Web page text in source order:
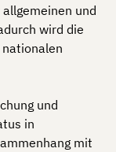
und
wird die
und
in
mit